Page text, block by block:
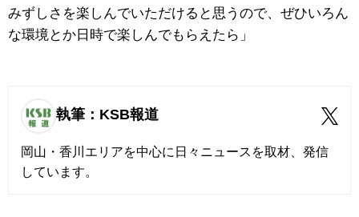
みずしさを楽しんでいただけると思うので、ぜひいろん
な環境とか日時で楽しんでもらえたら」
執筆：KSB報道
岡山・香川エリアを中心に日々ニュースを取材、発信
しています。